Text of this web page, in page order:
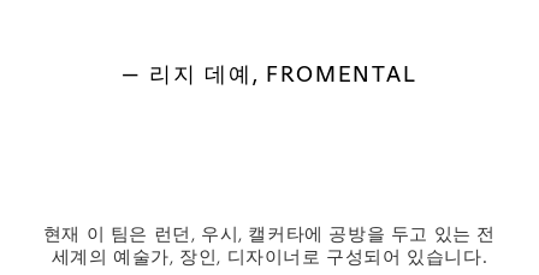
— 리지 데예, FROMENTAL
현재 이 팀은 런던, 우시, 캘커타에 공방을 두고 있는 전
세계의 예술가, 장인, 디자이너로 구성되어 있습니다.